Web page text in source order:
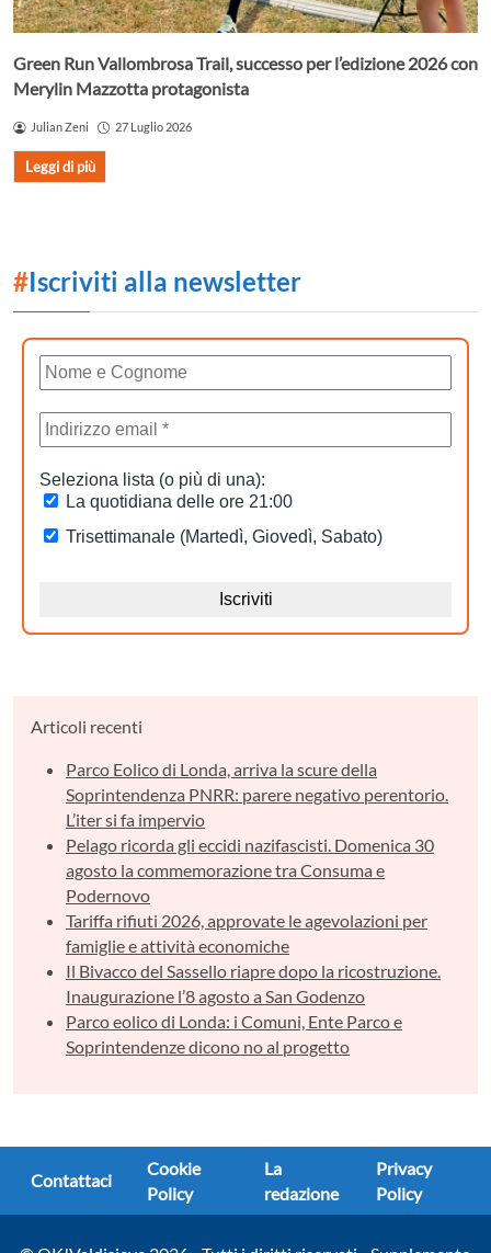
Green Run Vallombrosa Trail, successo per l’edizione 2026 con
Merylin Mazzotta protagonista
Julian Zeni 27 Luglio 2026
Leggi di più
#Iscriviti alla newsletter
Articoli recenti
Parco Eolico di Londa, arriva la scure della
Soprintendenza PNRR: parere negativo perentorio.
L’iter si fa impervio
Pelago ricorda gli eccidi nazifascisti. Domenica 30
agosto la commemorazione tra Consuma e
Podernovo
Tariffa rifiuti 2026, approvate le agevolazioni per
famiglie e attività economiche
Il Bivacco del Sassello riapre dopo la ricostruzione.
Inaugurazione l’8 agosto a San Godenzo
Parco eolico di Londa: i Comuni, Ente Parco e
Soprintendenze dicono no al progetto
Contattaci
Cookie
Policy
La
redazione
Privacy
Policy